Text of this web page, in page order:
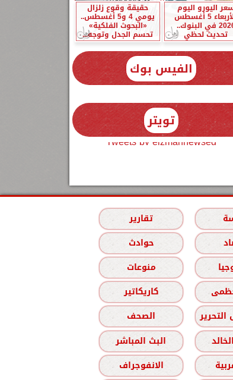
اليورو اليوم
الأربعاء 5 أغسطس
2026 في البنوك..
تحديث لحظي
حقيقة وقوع زلزال
يومي 4 و5 أغسطس..
«البحوث الفلكية»
تحسم الجدل وتوجه...
الفيس بوك
تويتر
Tweets by elzmannewseg
تقارير
حوادث
منوعات
كاريكاتير
الصحف
البث المباشر
الانفوجراف